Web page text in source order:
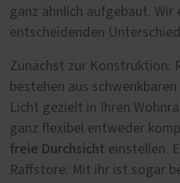
ganz ähnlich aufgebaut. Wir
entscheidenden
Zunächst zur Konstruktion:
bestehen aus
Licht gezielt in Ihren
ganz flexibel entweder
freie Durchsicht einstellen.
Raffstore: Mit ihr ist sogar